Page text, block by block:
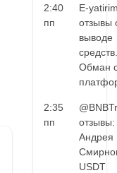
2:40
пп
E-
отзывы
выводе
средств.
Обман
2:35
пп
Андрея
USDT